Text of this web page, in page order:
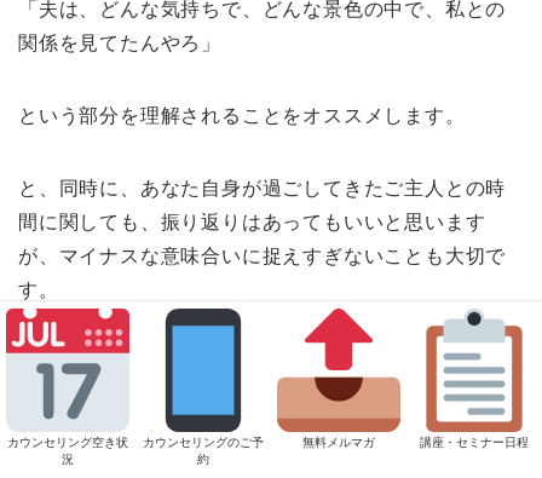
「夫は、どんな気持ちで、どんな景色の中で、私との
関係を見てたんやろ」
という部分を理解されることをオススメします。
と、同時に、あなた自身が過ごしてきたご主人との時
間に関しても、振り返りはあってもいいと思います
が、マイナスな意味合いに捉えすぎないことも大切で
す。
お二人にはうまくいっていた時期があった。
それは紛れもない事実だと思うので。
カウンセリング空き状
況
カウンセリングのご予
約
無料メルマガ 講座・セミナー日程